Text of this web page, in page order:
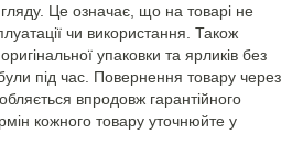
Це означає, що на товарі не
чи використання. Також
упаковки та ярликів без
під час. Повернення товару через
впродовж гарантійного
кожного товару уточнюйте у